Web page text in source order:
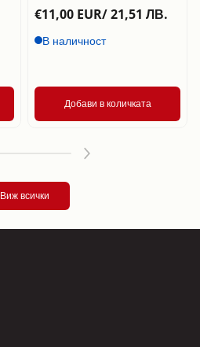
€11,00 EUR/ 21,51 ЛВ.
В наличност
Добави в количката
Виж всички